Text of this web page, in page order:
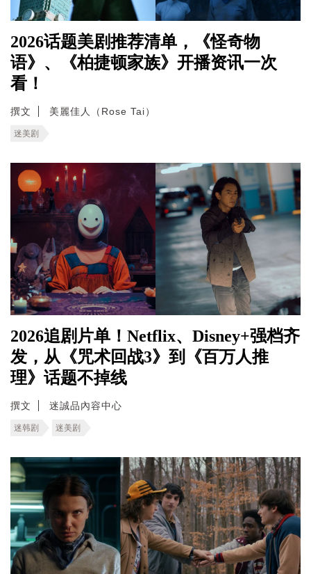
2026话题美剧推荐清单，《怪奇物
语》、《柏捷顿家族》开播资讯一次
看！
撰文 美麗佳人（Rose Tai）
迷美剧
2026追剧片单！Netflix、Disney+强档齐
发，从《咒术回战3》到《百万人推
理》话题不掉线
撰文 迷誠品內容中心
迷韩剧 迷美剧